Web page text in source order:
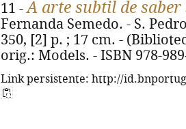
11 -A arte subtil de
Fernanda Semedo. - S.
350, [2] p. ; 17 cm. -
orig.: Models. - ISBN 978-
Link persistente: http://